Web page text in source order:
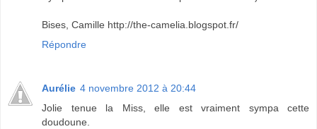
Bises, Camille http://the-camelia.blogspot.fr/
Répondre
Aurélie 4 novembre 2012 à 20:44
Jolie tenue la Miss, elle est vraiment sympa cette
doudoune.